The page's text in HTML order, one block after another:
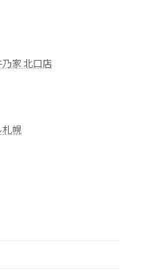
乃家 北口店
札幌